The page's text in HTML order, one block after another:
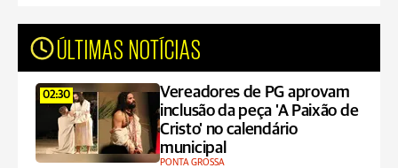
ÚLTIMAS NOTÍCIAS
02:30
Vereadores de PG aprovam
inclusão da peça 'A Paixão de
Cristo' no calendário
municipal
PONTA GROSSA